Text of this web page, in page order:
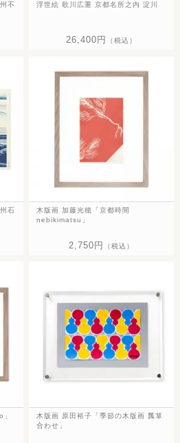
不
浮世絵 歌川広重 京都名所之内 淀川
26,400円 （税込）
石
木版画 加藤光穂「京都時間
nebikimatsu」
2,750円 （税込）
木版画 原田裕子「季節の木版画 瓢箪
合わせ」